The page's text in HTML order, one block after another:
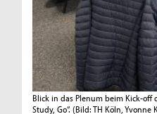
Blick in das Plenum beim Kick-off
Study, Go“. (Bild: TH Köln, Yvonne